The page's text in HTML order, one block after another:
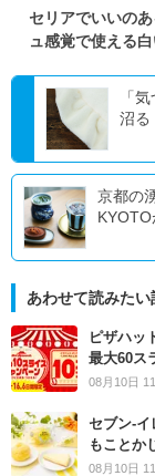
セリアでいいの
ュ感覚で使える
「
沼る
京都の
あわせて読みたい
ピザハッ
最大60ス
08月10日
セブン‐
もことか
08月10日